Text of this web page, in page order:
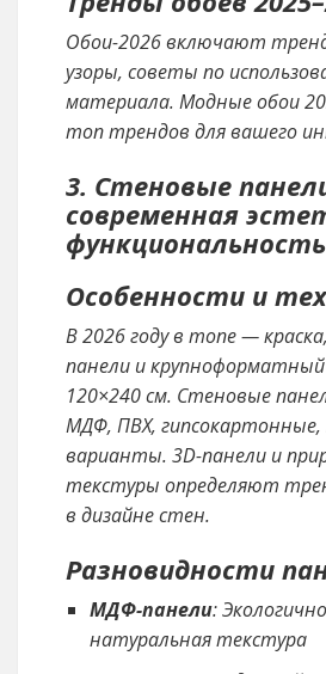
Обои-2026 включают
узоры, советы по
материала. Модные обои
топ трендов для вашего
3. Стеновые
современная
функциональность
Особенности и
В 2026 году в топе —
панели и
120×240 см. Стеновые
МДФ, ПВХ, гипсокартонные,
варианты. 3D-панели и
текстуры определяют
в дизайне стен.
Разновидности
МДФ-панели:
натуральная текстура